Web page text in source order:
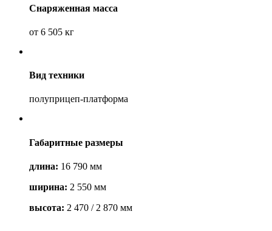
Снаряженная масса
от 6 505 кг
Вид техники
полуприцеп-платформа
Габаритные размеры
длина: 16 790 мм
ширина: 2 550 мм
высота: 2 470 / 2 870 мм